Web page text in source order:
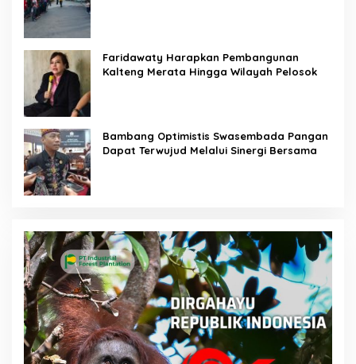
Faridawaty Harapkan Pembangunan
Kalteng Merata Hingga Wilayah Pelosok
Bambang Optimistis Swasembada Pangan
Dapat Terwujud Melalui Sinergi Bersama